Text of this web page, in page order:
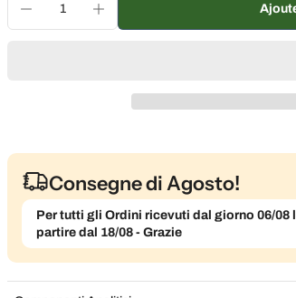
Livrez chaque mois, 5 % de réduction
Consegne di Agosto!
Per tutti gli Ordini ricevuti dal giorno 06/08
partire dal 18/08 - Grazie